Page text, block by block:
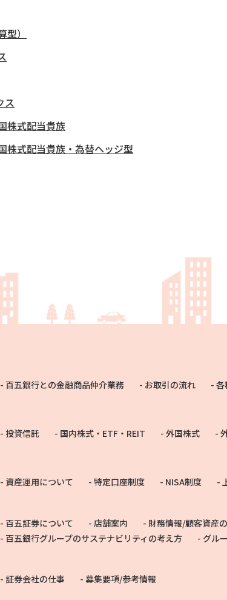
）
ス
株式配当貴族
株式配当貴族・為替ヘッジ型
百五銀行との金融商品仲介業務 お取引の流れ 各
投資信託 国内株式・ETF・REIT 外国株式
資産運用について 特定口座制度 NISA制度
百五証券について 店舗案内
財務情報/顧客資産
百五銀行グループのサステナビリティの考え方
グル
証券会社の仕事 募集要項/参考情報